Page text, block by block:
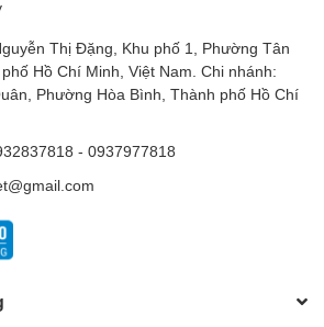
Thị Đặng, Khu phố 1, Phường Tân
Hồ Chí Minh, Việt Nam. Chi nhánh:
Phường Hòa Bình, Thành phố Hồ Chí
- 0937977818